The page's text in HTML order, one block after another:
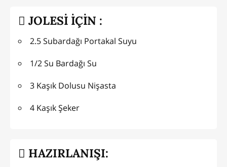
JOLESİ İÇİN :
2.5 Subardağı Portakal Suyu
1/2 Su Bardağı Su
3 Kaşık Dolusu Nişasta
4 Kaşık Şeker
HAZIRLANIŞI: